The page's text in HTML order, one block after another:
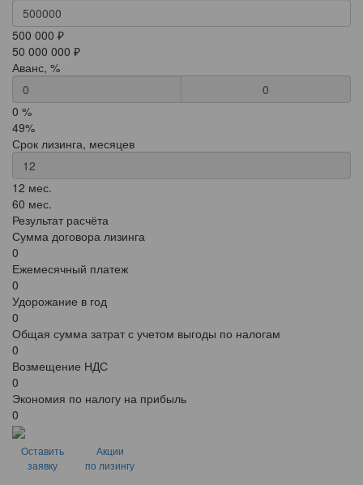
500 000 ₽
50 000 000 ₽
Аванс, %
0
0 %
49%
Срок лизинга, месяцев
12 мес.
60 мес.
Результат расчёта
Сумма договора лизинга
0
Ежемесячный платеж
0
Удорожание в год
0
Общая сумма затрат с учетом выгоды по налогам
0
Возмещение НДС
0
Экономия по налогу на прибыль
0
Оставить
заявку
Акции
по лизингу